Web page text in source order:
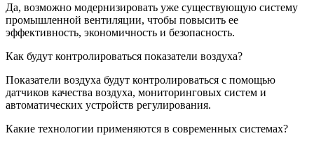
Да, возможно модернизировать уже существующую систему
промышленной вентиляции, чтобы повысить ее
эффективность, экономичность и безопасность.
Как будут контролироваться показатели воздуха?
Показатели воздуха будут контролироваться с помощью
датчиков качества воздуха, мониторинговых систем и
автоматических устройств регулирования.
Какие технологии применяются в современных системах?